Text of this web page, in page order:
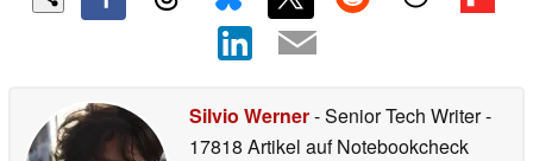
Silvio Werner- Senior Tech Writer-
17818 Artikel auf Notebookcheck